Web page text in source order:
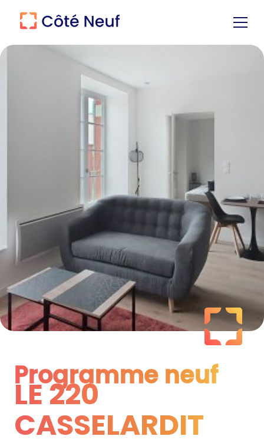
Programme neuf
Programme neuf
LE 220
CASSELARDIT